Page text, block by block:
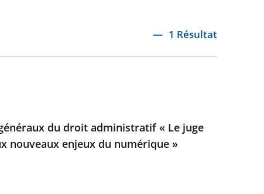
1 Résultat
du droit administratif « Le juge
nouveaux enjeux du numérique »